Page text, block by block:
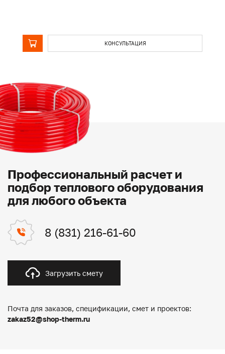
КОНСУЛЬТАЦИЯ
Профессиональный расчет и
подбор теплового оборудования
для любого объекта
8 (831) 216-61-60
Загрузить смету
Почта для заказов, спецификации, смет и проектов:
zakaz52@shop-therm.ru